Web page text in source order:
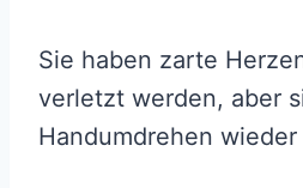
Sie haben zarte
verletzt werden, aber
Handumdrehen wieder